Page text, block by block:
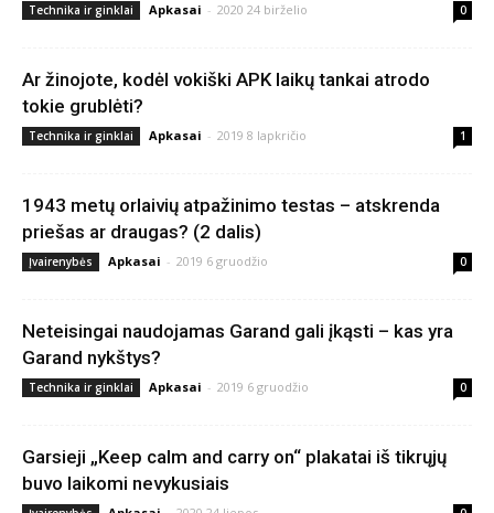
Technika ir ginklai Apkasai - 2020 24 birželio 0
Ar žinojote, kodėl vokiški APK laikų tankai atrodo
tokie grublėti?
Technika ir ginklai Apkasai - 2019 8 lapkričio 1
1943 metų orlaivių atpažinimo testas – atskrenda
priešas ar draugas? (2 dalis)
Įvairenybės Apkasai - 2019 6 gruodžio 0
Neteisingai naudojamas Garand gali įkąsti – kas yra
Garand nykštys?
Technika ir ginklai Apkasai - 2019 6 gruodžio 0
Garsieji „Keep calm and carry on“ plakatai iš tikrųjų
buvo laikomi nevykusiais